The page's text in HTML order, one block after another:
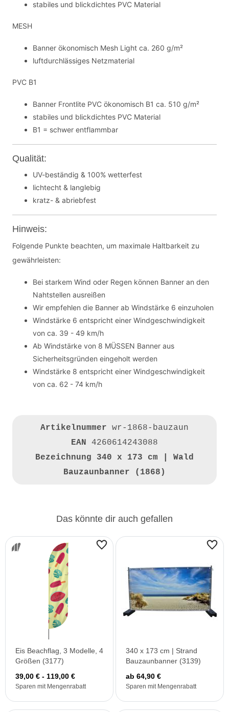
stabiles und blickdichtes PVC Material
MESH
Banner ökonomisch Mesh Light ca. 260 g/m²
luftdurchlässiges Netzmaterial
PVC B1
Banner Frontlite PVC ökonomisch B1 ca. 510 g/m²
stabiles und blickdichtes PVC Material
B1 = schwer entflammbar
Qualität:
UV-beständig & 100% wetterfest
lichtecht & langlebig
kratz- & abriebfest
Hinweis:
Folgende Punkte beachten, um maximale Haltbarkeit zu
gewährleisten:
Bei starkem Wind oder Regen können Banner an den
Nahtstellen ausreißen
Wir empfehlen die Banner ab Windstärke 6 einzuholen
Windstärke 6 entspricht einer Windgeschwindigkeit
von ca. 39 - 49 km/h
Ab Windstärke von 8 MÜSSEN Banner aus
Sicherheitsgründen eingeholt werden
Windstärke 8 entspricht einer Windgeschwindigkeit
von ca. 62 - 74 km/h
Artikelnummer wr-1868-bauzaun
EAN 4260614243088
Bezeichnung 340 x 173 cm | Wald
Bauzaunbanner (1868)
Das könnte dir auch gefallen
Eis Beachflag, 3 Modelle, 4
Größen (3177)
39,00 € - 119,00 €
Sparen mit Mengenrabatt
340 x 173 cm | Strand
Bauzaunbanner (3139)
ab 64,90 €
Sparen mit Mengenrabatt